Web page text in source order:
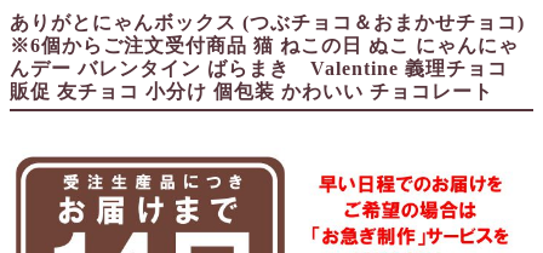
子育て卒業証書
ウェルカムボード
ペーパーアイテム
DIY用品
ありがとにゃんボックス (つぶチョコ＆おまかせチョコ)
※6個からご注文受付商品 猫 ねこの日 ぬこ にゃんにゃ
んデー バレンタイン ばらまき Valentine 義理チョコ
販促 友チョコ 小分け 個包装 かわいい チョコレート